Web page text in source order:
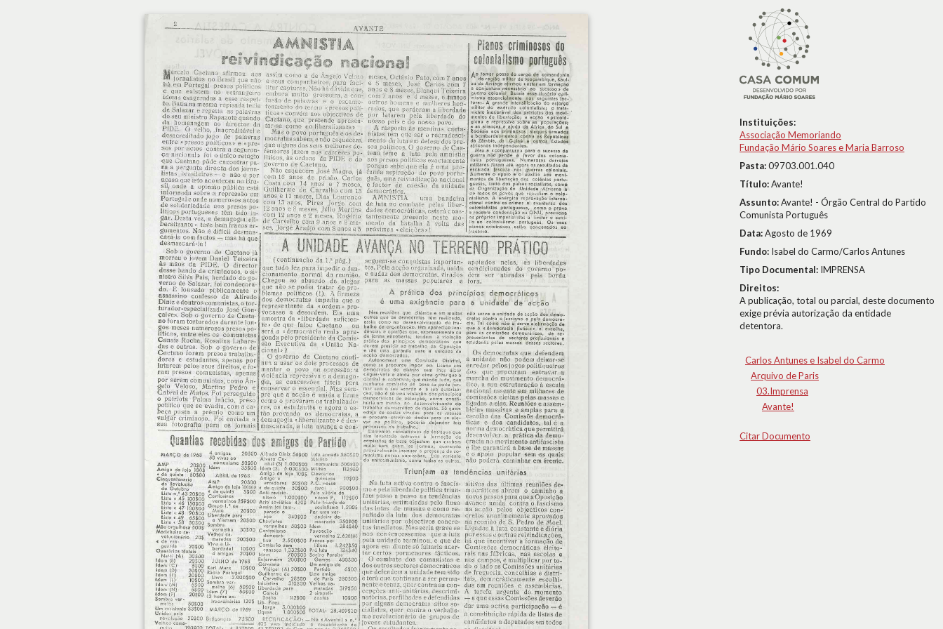
Instituições:
Associação Memoriando
Fundação Mário Soares e Maria Barroso
Pasta:09703.001.040
Título:Avante!
Assunto:Avante! - Órgão Central do Partido
Comunista Português
Data:Agosto de 1969
Fundo: Isabel do Carmo/Carlos Antunes
Tipo Documental: IMPRENSA
Direitos:
A publicação, total ou parcial, deste documento
exige prévia autorização da entidade
detentora.
Carlos Antunes e Isabel do Carmo
Arquivo de Paris
03.Imprensa
Avante!
Citar Documento